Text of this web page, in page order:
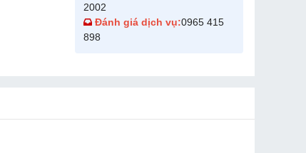
2002
Đánh giá dịch vụ:0965 415
898